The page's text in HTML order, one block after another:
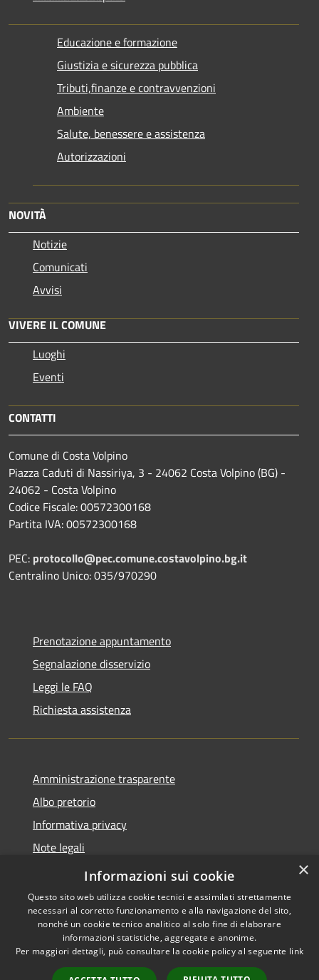
Educazione e formazione
Giustizia e sicurezza pubblica
Tributi,finanze e contravvenzioni
Ambiente
Salute, benessere e assistenza
Autorizzazioni
NOVITÀ
Notizie
Comunicati
Avvisi
VIVERE IL COMUNE
Luoghi
Eventi
CONTATTI
Comune di Costa Volpino
Piazza Caduti di Nassiriya, 3 - 24062 Costa Volpino (BG) -
24062 - Costa Volpino
Codice Fiscale: 00572300168
Partita IVA: 00572300168
PEC: protocollo@pec.comune.costavolpino.bg.it
Centralino Unico: 035/970290
Prenotazione appuntamento
Segnalazione disservizio
Leggi le FAQ
Richiesta assistenza
Amministrazione trasparente
Albo pretorio
Informativa privacy
Note legali
Dichiarazione di accessibilità
Accessibilità
Copyright © 2026 • Comune di
Costa Volpino • Powered by
Municipium• Accesso
×
Informazioni sui cookie
Questo sito web utilizza cookie tecnici e assimilati strettamente
necessari al corretto funzionamento e alla navigazione del sito,
nonché un cookie tecnico analitico al solo fine di elaborare
informazioni statistiche, aggregate e anonime.
Per maggiori dettagli, può consultare la cookie policy al seguente link